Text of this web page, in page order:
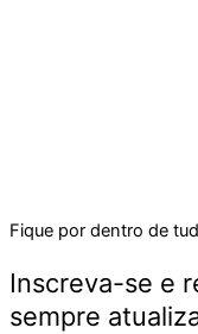
Fique por dentro de
Inscreva-se e
sempre